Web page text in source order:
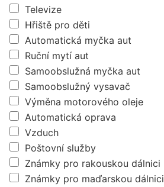
Televize
Hřiště pro děti
Automatická myčka aut
Ruční mytí aut
Samoobslužná myčka aut
Samoobslužný vysavač
Výměna motorového oleje
Automatická oprava
Vzduch
Poštovní služby
Známky pro rakouskou dálnici
Známky pro maďarskou dálnici